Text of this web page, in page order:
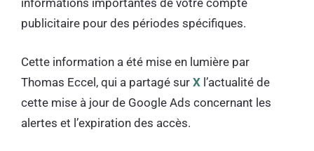
informations importantes de votre compte
publicitaire pour des périodes spécifiques.
Cette information a été mise en lumière par
Thomas Eccel, qui a partagé sur X l’actualité de
cette mise à jour de Google Ads concernant les
alertes et l’expiration des accès.